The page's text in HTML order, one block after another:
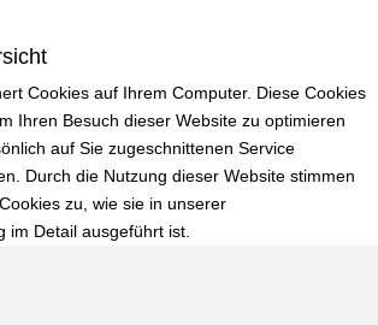
Cookies auf Ihrem Computer. Diese Cookies
Ihren Besuch dieser Website zu optimieren
auf Sie zugeschnittenen Service
Durch die Nutzung dieser Website stimmen
zu, wie sie in unserer
im Detail ausgeführt ist.